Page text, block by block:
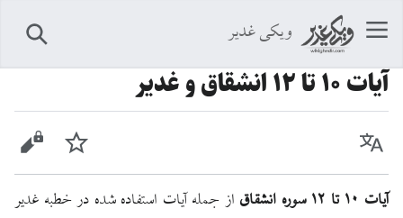
ویکی غدیر
آيات ۱۰ تا ۱۲ انشقاق و غدیر
زبان پیگیری
آیات ۱۰ تا ۱۲ سوره انشقاق
از جمله آیات استفاده شده در خطبه غدیر